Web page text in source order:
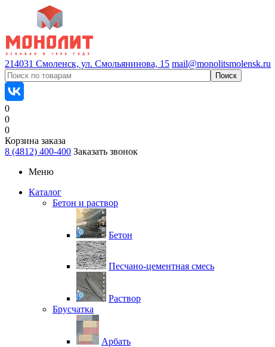
214031 Смоленск, ул. Смольянинова, 15 mail@monolitsmolensk.ru
0
0
0
Корзина заказа
8 (4812) 400-400 Заказать звонок
Меню
Каталог
Бетон и раствор
Бетон
Песчано-цементная смесь
Раствор
Брусчатка
Арбать